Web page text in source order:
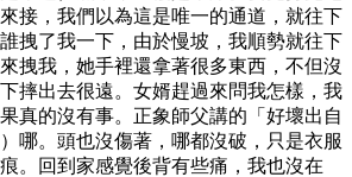
接，我們以為這是唯一的通道，就往下
拽了我一下，由於慢坡，我順勢就往下
拽我，她手裡還拿著很多東西，不但沒
摔出去很遠。女婿趕過來問我怎樣，我
真的沒有事。正象師父講的「好壞出自
哪。頭也沒傷著，哪都沒破，只是衣服
。回到家感覺後背有些痛，我也沒在